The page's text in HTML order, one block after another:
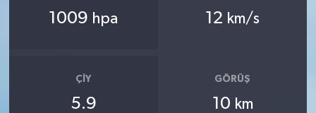
1009 hpa 12 km/s
ÇIY
5.9
GÖRÜŞ
10 km